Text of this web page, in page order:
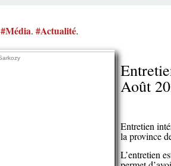
#Média. #Actualité.
Août
Entretien
la province
L’entretien